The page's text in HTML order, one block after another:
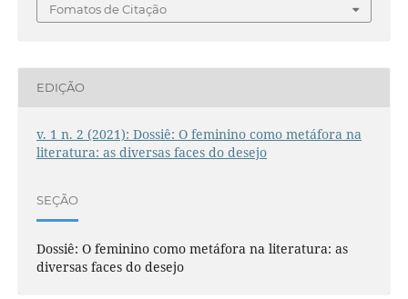
Fomatos de Citação
EDIÇÃO
v. 1 n. 2 (2021): Dossiê: O feminino como metáfora na
literatura: as diversas faces do desejo
SEÇÃO
Dossiê: O feminino como metáfora na literatura: as
diversas faces do desejo